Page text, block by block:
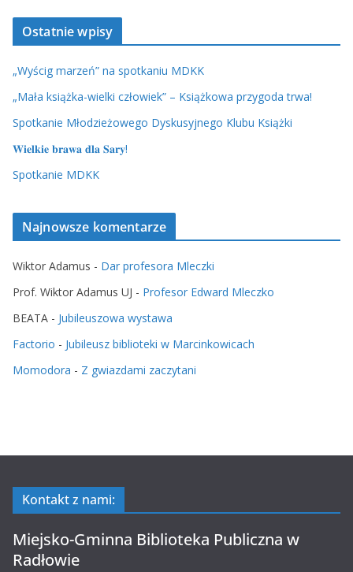
Ostatnie wpisy
„Wyścig marzeń” na spotkaniu MDKK
„Mała książka-wielki człowiek” – Książkowa przygoda trwa!
Spotkanie Młodzieżowego Dyskusyjnego Klubu Książki
𝐖𝐢𝐞𝐥𝐤𝐢𝐞 𝐛𝐫𝐚𝐰𝐚 𝐝𝐥𝐚 𝐒𝐚𝐫𝐲!
Spotkanie MDKK
Najnowsze komentarze
Wiktor Adamus - Dar profesora Mleczki
Prof. Wiktor Adamus UJ - Profesor Edward Mleczko
BEATA - Jubileuszowa wystawa
Factorio - Jubileusz biblioteki w Marcinkowicach
Momodora - Z gwiazdami zaczytani
Kontakt z nami:
Miejsko-Gminna Biblioteka Publiczna w
Radłowie